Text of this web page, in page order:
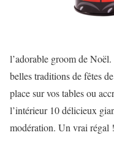
l’adorable groom de
belles traditions de fêtes
place sur vos tables ou
l’intérieur 10 délicieux
modération. Un vrai régal !